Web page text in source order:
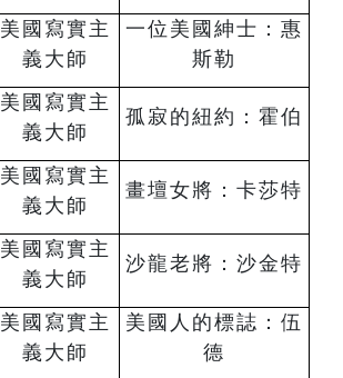
美國寫實主
義⼤師
⼀位美國紳⼠：惠
斯勒
美國寫實主
義⼤師
孤寂的紐約：霍伯
美國寫實主
義⼤師
畫壇⼥將：卡莎特
美國寫實主
義⼤師
沙⿓⽼將：沙⾦特
美國寫實主
義⼤師
美國⼈的標誌：伍
德